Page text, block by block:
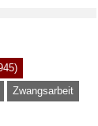
Zwangsarbeit